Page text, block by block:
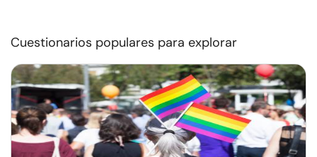
Cuestionarios populares para explorar